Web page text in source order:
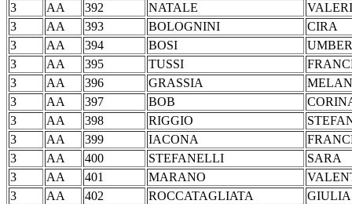
3
AA 392 NATALE
3
AA 393 BOLOGNINI
3
AA 394 BOSI
3
AA 395 TUSSI
3
AA 396 GRASSIA
3
AA 397 BOB
3
AA 398 RIGGIO
3
AA 399 IACONA
3
AA 400 STEFANELLI
3
AA 401 MARANO
3
AA 402 ROCCATAGLIATA